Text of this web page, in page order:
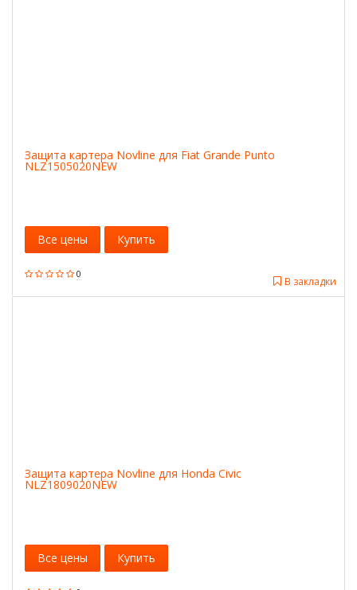
Защита картера Novline для Fiat Grande Punto
NLZ1505020NEW
0
В закладки
Все цены Купить
Защита картера Novline для Honda Civic
NLZ1809020NEW
Все цены Купить